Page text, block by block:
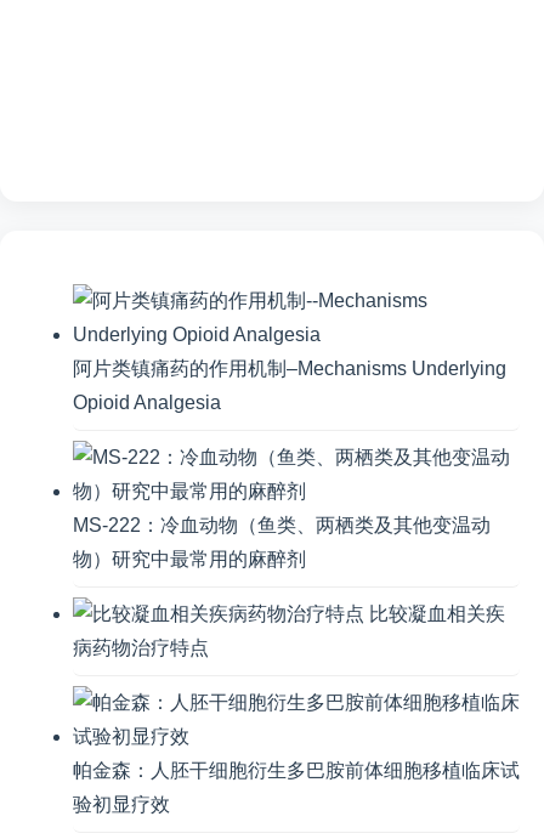
阿片类镇痛药的作用机制–Mechanisms Underlying
Opioid Analgesia
MS-222：冷血动物（鱼类、两栖类及其他变温动
物）研究中最常用的麻醉剂
比较凝血相关疾
病药物治疗特点
帕金森：人胚干细胞衍生多巴胺前体细胞移植临床试
验初显疗效